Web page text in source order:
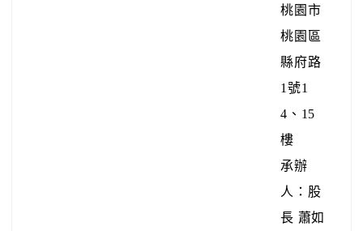
桃園市
桃園區
縣府路
1號1
4、15
樓
承辦
人：股
長 蕭如